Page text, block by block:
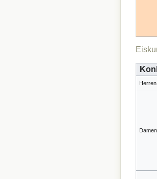
Herren
Damen